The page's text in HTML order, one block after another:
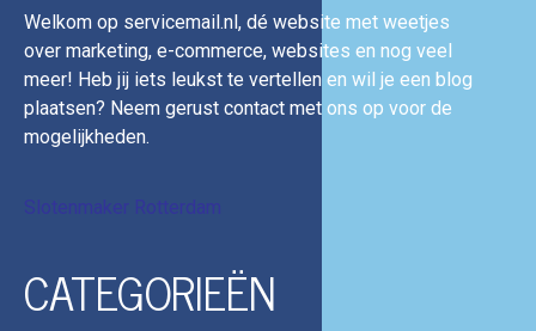
Welkom op servicemail.nl, dé website met weetjes
over marketing, e-commerce, websites en nog veel
meer! Heb jij iets leukst te vertellen en wil je een blog
plaatsen? Neem gerust contact met ons op voor de
mogelijkheden.
Slotenmaker Rotterdam
CATEGORIEËN